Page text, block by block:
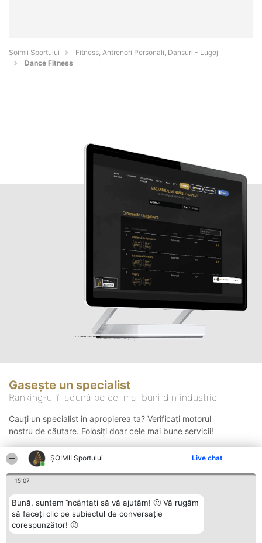
ȘOIMII Sportului Live chat
15:07
Bună, suntem încântați să vă ajutăm! 🙂 Vă rugăm
să faceți clic pe subiectul de conversație
corespunzător! 🙂
Șoimii Sportului
Fitness, Antrenori Personali, Dansuri - Lugoj
Dance Fitness
Gasește un specialist
Ranking-ul îi adună pe cei mai buni din industrie
Cauți un specialist in apropierea ta? Verificați motorul
nostru de căutare. Folosiți doar cele mai bune servicii!